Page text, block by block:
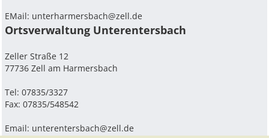
EMail: unterharmersbach@zell.de
Ortsverwaltung Unterentersbach
Zeller Straße 12
77736 Zell am Harmersbach
Tel: 07835/3327
Fax: 07835/548542
Email: unterentersbach@zell.de